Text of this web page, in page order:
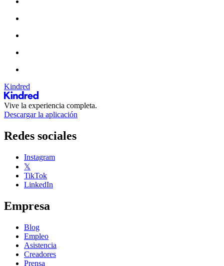
Kindred
Vive la experiencia completa.
Descargar la aplicación
Redes sociales
Instagram
𝕏
TikTok
LinkedIn
Empresa
Blog
Empleo
Asistencia
Creadores
Prensa